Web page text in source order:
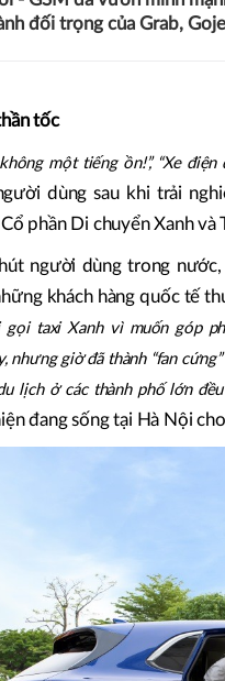
đối trọng của Grab,
tốc
không một tiếng ồn!”, “Xe điện
dùng sau khi trải
phần Di chuyển Xanh và
người dùng trong
khách hàng quốc tế
gọi taxi Xanh vì muốn góp
nhưng giờ đã thành “fan
lịch ở các thành phố lớn đều
đang sống tại Hà Nội